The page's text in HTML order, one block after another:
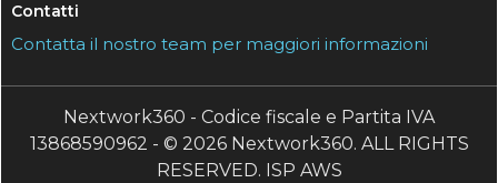
Contatti
Contatta il nostro team per maggiori informazioni
Nextwork360 - Codice fiscale e Partita IVA
13868590962 - © 2026 Nextwork360. ALL RIGHTS
RESERVED. ISP AWS